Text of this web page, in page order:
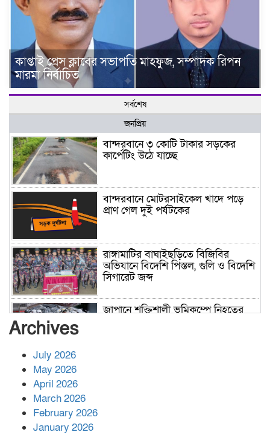
কাপ্তাই প্রেস ক্লাবের সভাপতি মাহফুজ, সম্পাদক রিপন
মারমা নির্বাচিত
সর্বশেষ
জনপ্রিয়
বান্দরবানে ৩ কোটি টাকার সড়কের
কার্পেটিং উঠে যাচ্ছে
বান্দরবানে মোটরসাইকেল খাদে পড়ে
প্রাণ গেল দুই পর্যটকের
রাঙ্গামাটির বাঘাইছড়িতে বিজিবির
অভিযানে বিদেশি পিস্তল, গুলি ও বিদেশি
সিগারেট জব্দ
জাপানে শক্তিশালী ভূমিকম্পে নিহতের
Archives
July 2026
May 2026
April 2026
March 2026
February 2026
January 2026